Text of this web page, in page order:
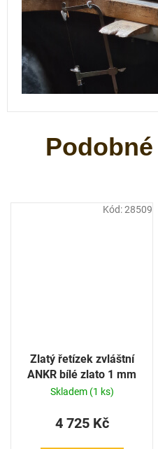
Zlatý řetízek zvláštní
ANKR bílé zlato 1 mm
Skladem (1 ks)
4 725 Kč
Kód:28509